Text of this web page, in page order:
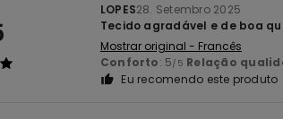
LOPES28. Setembro 2025
Tecido agradável e de boa
Mostrar original - Francês
Conforto: 5/5 Relação
Eu recomendo este produto